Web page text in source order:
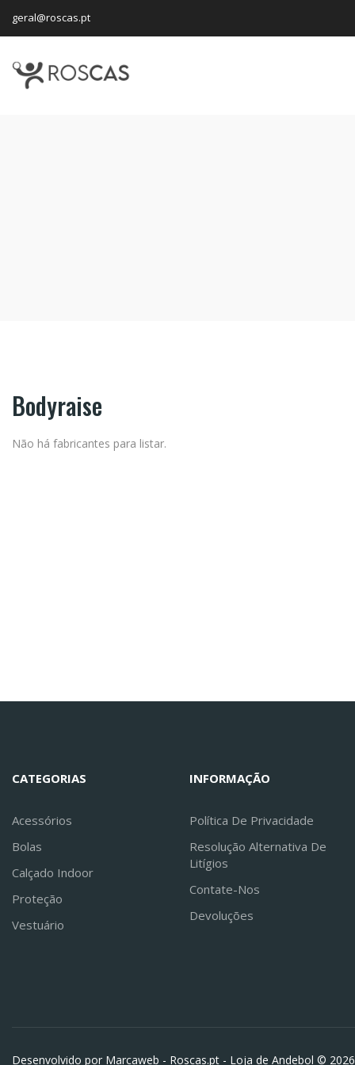
geral@roscas.pt
Bodyraise
Não há fabricantes para listar.
CATEGORIAS
Acessórios
Bolas
Calçado Indoor
Proteção
Vestuário
INFORMAÇÃO
Política De Privacidade
Resolução Alternativa De
Litígios
Contate-Nos
Devoluções
Desenvolvido por Marcaweb - Roscas.pt - Loja de Andebol © 2026